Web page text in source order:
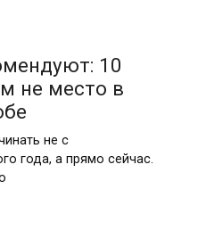
10
не место в
не с
года, а прямо сейчас.